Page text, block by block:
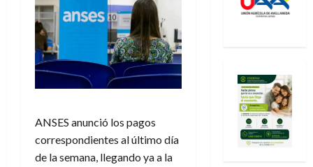
ANSES anunció los pagos
correspondientes al último día
de la semana, llegando ya a la